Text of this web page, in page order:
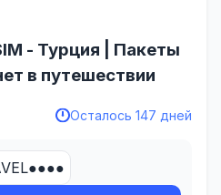
- Турция | Пакеты
в путешествии
Осталось 147 дней